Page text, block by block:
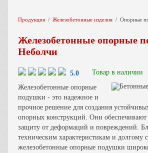
Продукция Железобетонные изделия Опорные
Железобетонные опорные
Неболчи
5.0
Товар в наличии
Железобетонные опорные
подушки - это надежное и
прочное решение для создания
опорных конструкций. Они
защиту от деформаций и повреждений.
техническим характеристикам и долгому
железобетонные опорные подушки